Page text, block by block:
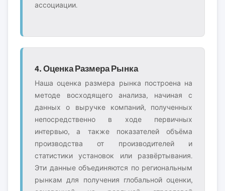
ассоциации.
4. Оценка Размера Рынка
Наша оценка размера рынка построена на
методе восходящего анализа, начиная с
данных о выручке компаний, полученных
непосредственно в ходе первичных
интервью, а также показателей объёма
производства от производителей и
статистики установок или развёртывания.
Эти данные объединяются по региональным
рынкам для получения глобальной оценки,